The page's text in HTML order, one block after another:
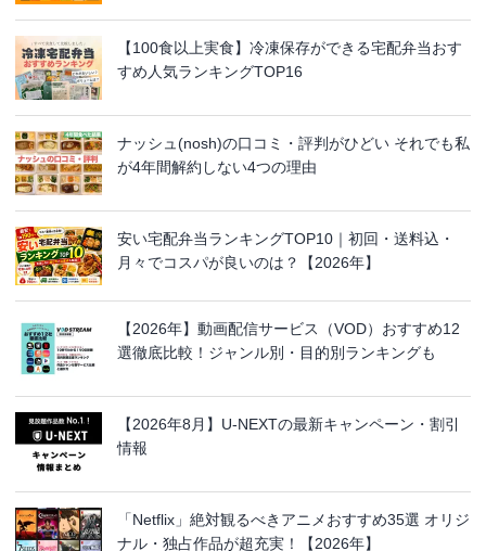
【100食以上実食】冷凍保存ができる宅配弁当おす
すめ人気ランキングTOP16
ナッシュ(nosh)の口コミ・評判がひどい それでも私
が4年間解約しない4つの理由
安い宅配弁当ランキングTOP10｜初回・送料込・
月々でコスパが良いのは？【2026年】
【2026年】動画配信サービス（VOD）おすすめ12
選徹底比較！ジャンル別・目的別ランキングも
【2026年8月】U-NEXTの最新キャンペーン・割引
情報
「Netflix」絶対観るべきアニメおすすめ35選 オリジ
ナル・独占作品が超充実！【2026年】